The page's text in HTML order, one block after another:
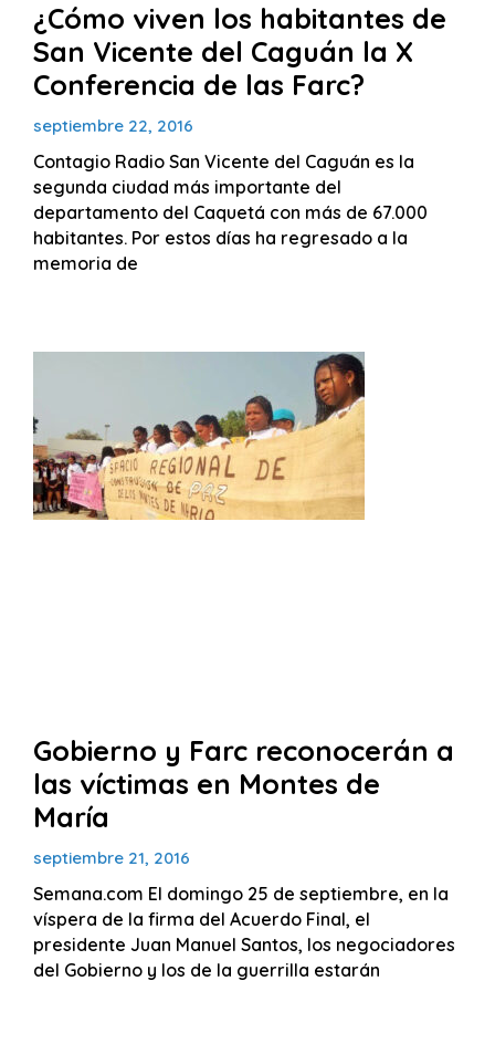
¿Cómo viven los habitantes de
San Vicente del Caguán la X
Conferencia de las Farc?
septiembre 22, 2016
Contagio Radio San Vicente del Caguán es la
segunda ciudad más importante del
departamento del Caquetá con más de 67.000
habitantes. Por estos días ha regresado a la
memoria de
Gobierno y Farc reconocerán a
las víctimas en Montes de
María
septiembre 21, 2016
Semana.com El domingo 25 de septiembre, en la
víspera de la firma del Acuerdo Final, el
presidente Juan Manuel Santos, los negociadores
del Gobierno y los de la guerrilla estarán